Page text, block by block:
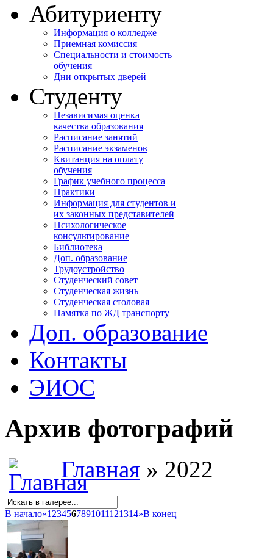
Абитуриенту
Информация о колледже
Приемная комиссия
Специальности и стоимость
обучения
Дни открытых дверей
Студенту
Независимая оценка
качества образования
Расписание занятий
Расписание экзаменов
Квитанция на оплату
обучения
График учебного процесса
Практики
Информация для студентов и
их законных представителей
Психологическое
консультирование
Библиотека
Доп. образование
Трудоустройство
Студенческий совет
Студенческая жизнь
Студенческая столовая
Памятка по ЖД транспорту
Доп. образование
Контакты
ЭИОС
Архив фотографий
Главная » 2022
В начало«1 234567891011121314»В конец